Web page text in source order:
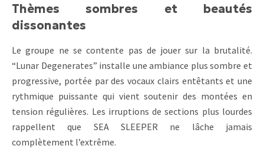
Thèmes sombres et beautés
dissonantes
Le groupe ne se contente pas de jouer sur la brutalité.
“Lunar Degenerates” installe une ambiance plus sombre et
progressive, portée par des vocaux clairs entêtants et une
rythmique puissante qui vient soutenir des montées en
tension régulières. Les irruptions de sections plus lourdes
rappellent que SEA SLEEPER ne lâche jamais
complètement l’extrême.